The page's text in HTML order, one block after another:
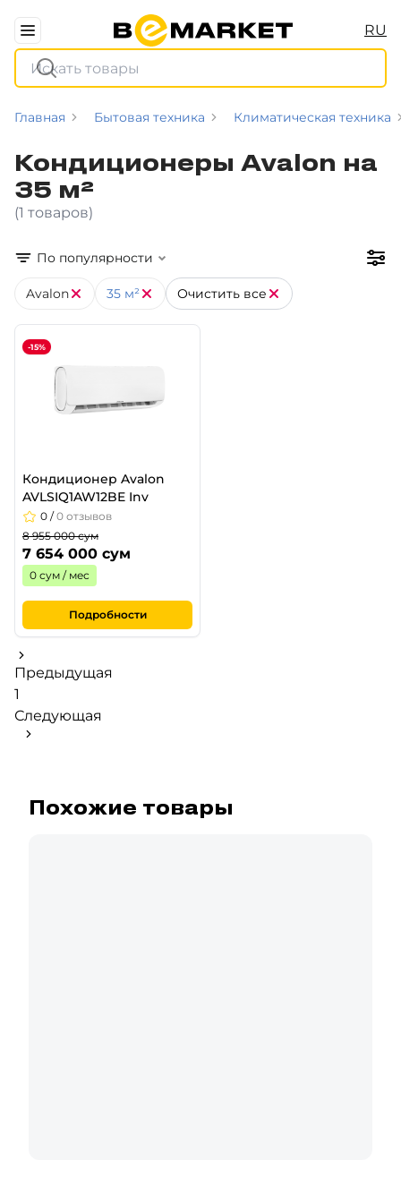
RU
Главная Бытовая техника Климатическая техника
Кондиционеры Avalon на
35 м²
(1 товаров)
По популярности
Avalon 35 м² Очистить все
-15%
Кондиционер Avalon
AVLSIQ1AW12BE Inv
0 /0 отзывов
8 955 000 сум
7 654 000 сум
0 сум / мес
Подробности
Предыдущая
1
Следующая
Похожие товары